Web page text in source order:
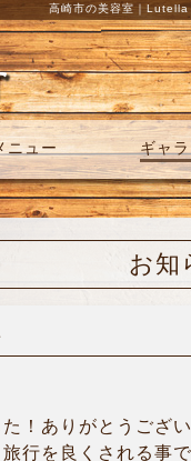
高崎市の美容室｜Lutella
ニュー ギャ
お知
！ありがとうござ
行を良くされる